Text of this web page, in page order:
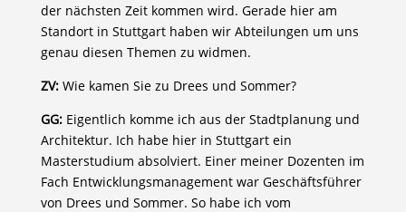
der nächsten Zeit kommen wird. Gerade hier am
Standort in Stuttgart haben wir Abteilungen um uns
genau diesen Themen zu widmen.
ZV:Wie kamen Sie zu Drees und Sommer?
GG:Eigentlich komme ich aus der Stadtplanung und
Architektur. Ich habe hier in Stuttgart ein
Masterstudium absolviert. Einer meiner Dozenten im
Fach Entwicklungsmanagement war Geschäftsführer
von Drees und Sommer. So habe ich vom